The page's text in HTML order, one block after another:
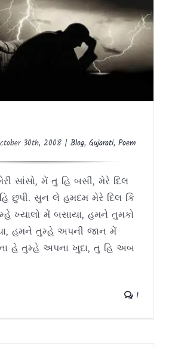
ઇન્તજાર…
30th, 2008 | Blog, Gujarati, Poem
સાંસો, મેં તુ હિ બસીં, મેરે દિલ
છુપી. સુન લે હમદમ મેરે દિલ કિ
ખ્યાલો મેં બસાયા, હમને તુમકો
હમને તુમ્હે અપની જાન મેં
હે તુમ્હે અપના ખુદા, તુ હિ અબ
1